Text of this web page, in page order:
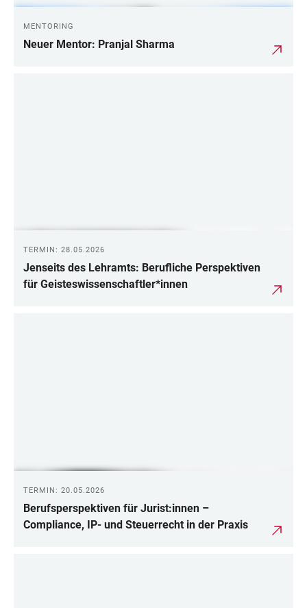
MENTORING
Neuer Mentor: Pranjal Sharma
TERMIN: 28.05.2026
Jenseits des Lehramts: Berufliche Perspektiven
für Geisteswissenschaftler*innen
TERMIN: 20.05.2026
Berufsperspektiven für Jurist:innen –
Compliance, IP- und Steuerrecht in der Praxis